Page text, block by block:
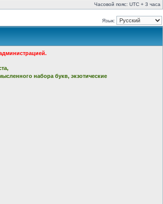
Часовой пояс: UTC + 3 часа
Язык:
набора букв, экзотические